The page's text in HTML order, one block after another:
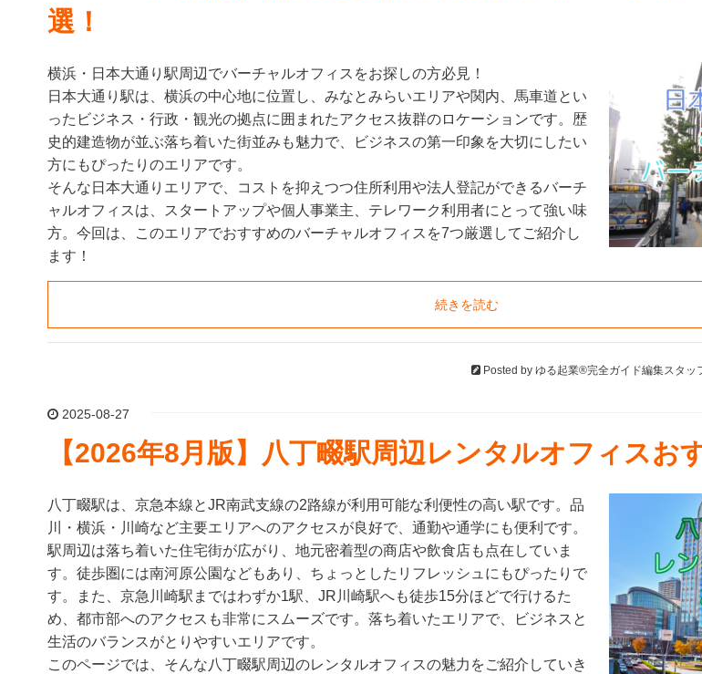
選！
横浜・日本大通り駅周辺でバーチャルオフィスをお探しの方必見！
日本大通り駅は、横浜の中心地に位置し、みなとみらいエリアや関内、馬車道とい
ったビジネス・行政・観光の拠点に囲まれたアクセス抜群のロケーションです。歴
史的建造物が並ぶ落ち着いた街並みも魅力で、ビジネスの第一印象を大切にしたい
方にもぴったりのエリアです。
そんな日本大通りエリアで、コストを抑えつつ住所利用や法人登記ができるバーチ
ャルオフィスは、スタートアップや個人事業主、テレワーク利用者にとって強い味
方。今回は、このエリアでおすすめのバーチャルオフィスを7つ厳選してご紹介し
ます！
続きを読む
Posted by ゆる起業®完全ガイド編集スタッ
2025-08-27
【2026年8月版】八丁畷駅周辺レンタルオフィスお
八丁畷駅は、京急本線とJR南武支線の2路線が利用可能な利便性の高い駅です。品
川・横浜・川崎など主要エリアへのアクセスが良好で、通勤や通学にも便利です。
駅周辺は落ち着いた住宅街が広がり、地元密着型の商店や飲食店も点在していま
す。徒歩圏には南河原公園などもあり、ちょっとしたリフレッシュにもぴったりで
す。また、京急川崎駅まではわずか1駅、JR川崎駅へも徒歩15分ほどで行けるた
め、都市部へのアクセスも非常にスムーズです。落ち着いたエリアで、ビジネスと
生活のバランスがとりやすいエリアです。
このページでは、そんな八丁畷駅周辺のレンタルオフィスの魅力をご紹介していき